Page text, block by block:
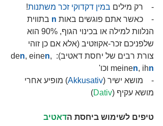
-    רק מילים במין דקדוקי זכר משתנות!
-    כאשר אתם פוגשים באות n בתווית
הנלוות למילה או בכינוי הגוף, 90% הוא
שלפניכם זכר-אקוזטיב (אלא אם כן זוהי
צורת רבים של יחסת דאטיב): de
n, einen,
meinen, ihn
וכו'
-    מושא ישיר (Akkusativ) מופיע אחרי
מושא עקיף (Dativ
)
טיפים לשימוש ביחסת הדאטיב